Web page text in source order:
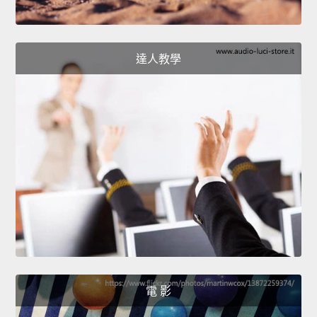
達人教學
電 影